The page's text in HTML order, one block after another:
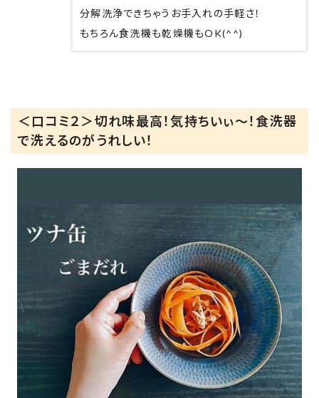
分解洗浄できちゃうお手入れの手軽さ！
もちろん食洗機も乾燥機もOK(^^)
＜口コミ２＞切れ味最高！気持ちいぃ～！食洗器
で洗えるのがうれしい！